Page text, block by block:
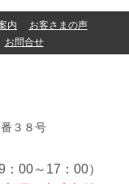
内
お客さまの声
お問合せ
３８号
00～17：00）